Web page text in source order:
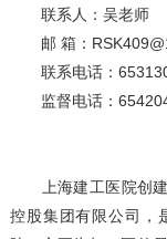
联系人：吴老师
邮 箱：
联系电话：
监督电话：
上海建工医院创建
控股集团有限公司，